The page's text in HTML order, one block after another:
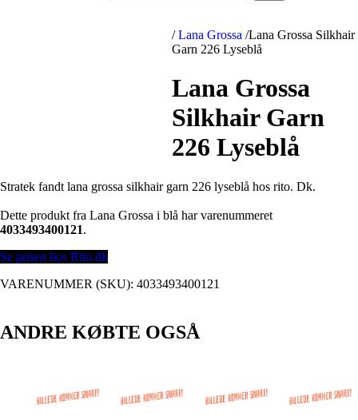
/ Lana Grossa /Lana Grossa Silkhair
Garn 226 Lyseblå
Lana Grossa
Silkhair Garn
226 Lyseblå
Stratek fandt lana grossa silkhair garn 226 lyseblå hos rito. Dk.
Dette produkt fra Lana Grossa i blå har varenummeret
4033493400121.
Se prisen hos Rito.dk
VARENUMMER (SKU): 4033493400121
ANDRE KØBTE OGSÅ